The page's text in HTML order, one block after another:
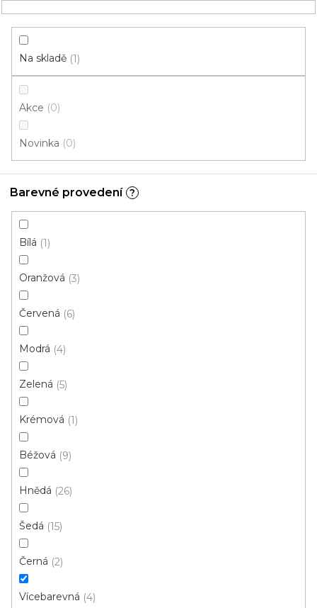
obsah
HLEDAT
NÁKUPNÍ
běhouny
Vícebarevná
Řadit podle:
ZAVŘÍT FILTR
Na skladě 1
Akce 0
Novinka 0
Barevné provedení ?
Bílá 1
Oranžová 3
Červená 6
Modrá 4
Zelená 5
Krémová 1
Béžová 9
Hnědá 26
Šedá 15
Černá 2
Vícebarevná 4